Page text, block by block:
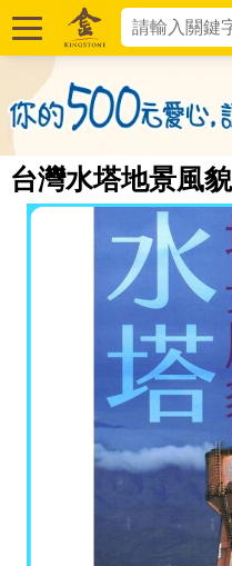
台灣水塔地景風貌